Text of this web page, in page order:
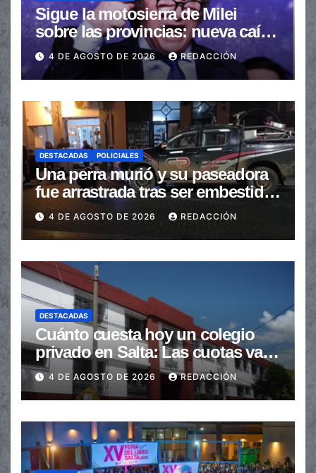
Sigue la motosierra de Milei
sobre las provincias: nueva caída
de las transferencias no
automáticas
4 DE AGOSTO DE 2026 REDACCIÓN
DESTACADAS POLICIALES
Una perra murió y su paseadora
fue arrastrada tras ser embestidas
en la senda peatonal
4 DE AGOSTO DE 2026 REDACCIÓN
DESTACADAS
Cuánto cuesta hoy un colegio
privado en Salta: Las cuotas van
de $110.000 a más de $600.000
4 DE AGOSTO DE 2026 REDACCIÓN